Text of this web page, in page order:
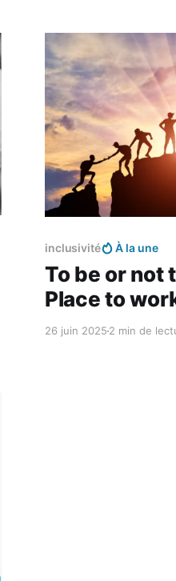
inclusivité À la une
To be or not
Place to
26 juin 20252 min de